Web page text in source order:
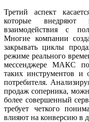
Третий аспект
которые внедряют
взаимодействия с
Многие компании
закрывать циклы
режиме реального
мессенджере МАКС
таких инструментов и
потребителя.
продаж соперника,
более совершенный
требует четкого
влияют на конверсию в